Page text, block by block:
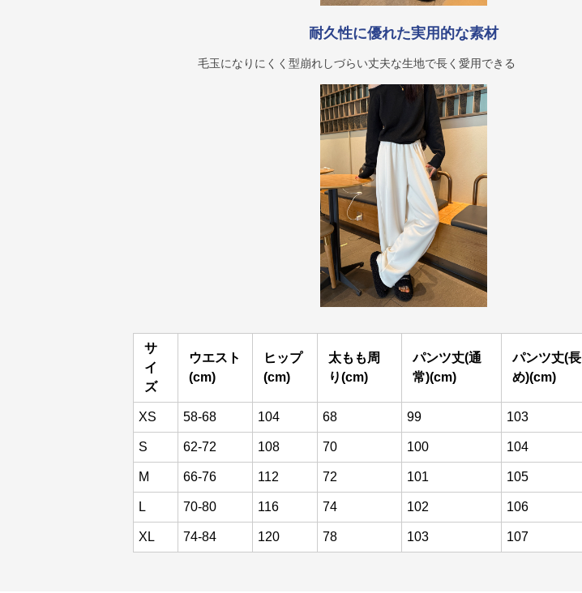
耐久性に優れた実用的な素材
毛玉になりにくく型崩れしづらい丈夫な生地で長く愛用できる
サ
イ
ズ
ウエスト
(cm)
ヒップ
(cm)
太もも周
り(cm)
パンツ丈(通
常)(cm)
パンツ丈(長
め)(cm)
XS 58-68 104 68 99 103
S 62-72 108 70 100 104
M 66-76 112 72 101 105
L 70-80 116 74 102 106
XL 74-84 120 78 103 107